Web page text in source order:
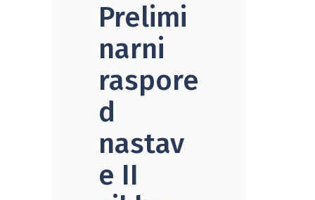
Prelimi
narni
raspore
d
nastav
e II